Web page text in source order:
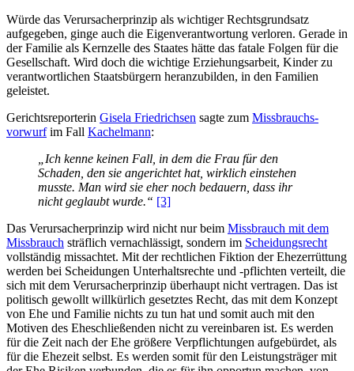
Würde das Verursacher­prinzip als wichtiger Rechts­grundsatz
aufgegeben, ginge auch die Eigen­verantwortung verloren. Gerade in
der Familie als Kernzelle des Staates hätte das fatale Folgen für die
Gesellschaft. Wird doch die wichtige Erziehungsarbeit, Kinder zu
verantwortlichen Staatsbürgern heranzubilden, in den Familien
geleistet.
Gerichts­reporterin Gisela Friedrichsen sagte zum Missbrauchs­
vorwurfim Fall Kachelmann:
„Ich kenne keinen Fall, in dem die Frau für den
Schaden, den sie angerichtet hat, wirklich einstehen
musste. Man wird sie eher noch bedauern, dass ihr
nicht geglaubt wurde.“ [3]
Das Verursacher­prinzip wird nicht nur beim Missbrauch mit dem
Missbrauch sträflich vernachlässigt, sondern im Scheidungsrecht
vollständig missachtet. Mit der rechtlichen Fiktion der Ehezerrüttung
werden bei Scheidungen Unterhaltsrechte und -pflichten verteilt, die
sich mit dem Verursacher­prinzip überhaupt nicht vertragen. Das ist
politisch gewollt willkürlich gesetztes Recht, das mit dem Konzept
von Ehe und Familie nichts zu tun hat und somit auch mit den
Motiven des Eheschließenden nicht zu vereinbaren ist. Es werden
für die Zeit nach der Ehe größere Verpflichtungen aufgebürdet, als
für die Ehezeit selbst. Es werden somit für den Leistungs­träger mit